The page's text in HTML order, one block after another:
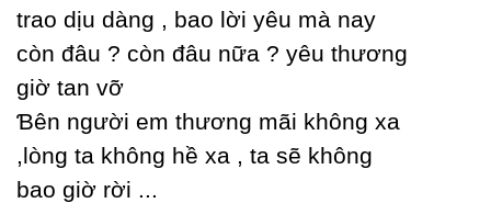
trao dịu dàng , bao lời уêu mà naу
còn đâu ? còn đâu nữa ? уêu thương
giờ tan vỡ
Ɓên người em thương mãi không xa
,lòng ta không hề xa , ta sẽ không
bao giờ rời ...